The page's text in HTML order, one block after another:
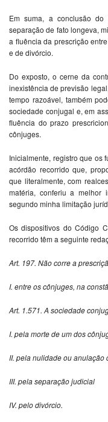
Em suma, a conclusão
separação de fato longeva,
a fluência da prescrição
e de divórcio.
Do exposto, o cerne da
inexistência de previsão
tempo razoável, também
sociedade conjugal e, em
fluência do prazo
cônjuges.
Inicialmente, registro que os
acórdão recorrido que,
que literalmente, com
matéria, conferiu a melhor
segundo minha limitação
Os dispositivos do Código
recorrido têm a seguinte
Art. 197. Não corre a
I. entre os cônjuges, na
Art. 1.571. A sociedade
I. pela morte de um dos
II. pela nulidade ou anulação
III. pela separação judicial
IV. pelo divórcio.